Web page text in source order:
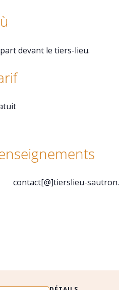
devant le tiers-lieu.
contact[@]tierslieu-